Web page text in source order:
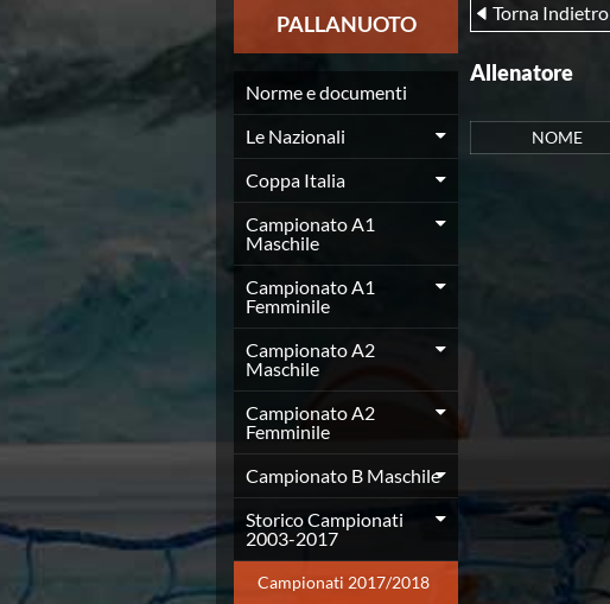
News
Nuoto
Eventi attività agonistica
Calendario nazionale
Norme e documenti
Risultati e Classifiche
Graduatorie
Graduatorie Stagione 2025-2026
Azzurri
Records
News
Flash News
Pallanuoto
Norme e documenti
Le Nazionali
Coppa Italia
Campionato A1 Maschile
Campionato A1 Femminile
Campionato A2 Maschile
Campionato A2 Femminile
Campionato B Maschile
PALLANUOTO
Norme e documenti
Le Nazionali
Coppa Italia
Campionato A1
Maschile
Campionato A1
Femminile
Campionato A2
Maschile
Campionato A2
Femminile
Campionato B Maschile
Storico Campionati
2003-2017
Campionati 2017/2018
Torna Indietro
Allenatore
NOME